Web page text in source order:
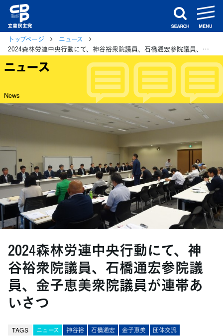
search
トップページ
ニュース
2024森林労連中央行動にて、神谷裕衆院議員、石橋通宏参院議員、金子恵美衆院議員が連帯あいさつ
ニュース
News
2024森林労連中央行動にて、神
谷裕衆院議員、石橋通宏参院議
員、金子恵美衆院議員が連帯あ
いさつ
TAGS ニュース 神谷裕 石橋通宏 金子恵美 団体交流